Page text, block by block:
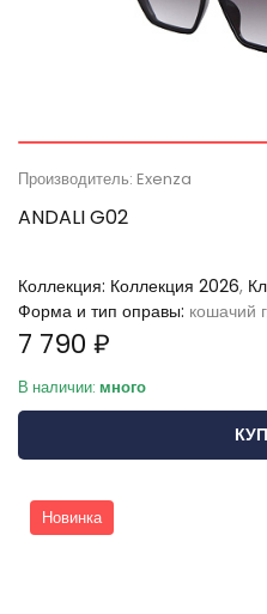
Производитель: Exenza
ANDALI G02
Коллекция: Коллекция 2026,
Форма и тип оправы: кошачий
7 790 ₽
В наличии: много
Новинка